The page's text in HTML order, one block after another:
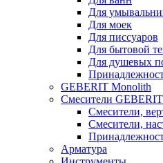
Для
Для моек
Для писсуаров
Для бытовой
Для душевых
GEBERIT Monolith
Смесители
Смесители,
Смесители,
Арматура